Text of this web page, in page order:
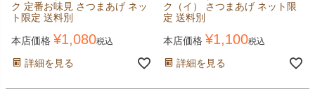
ク 定番お味見 さつまあげ ネッ
ト限定 送料別
本店価格 ¥1,080税込
詳細を見る
ク（イ） さつまあげ ネット限
定 送料別
本店価格 ¥1,100税込
詳細を見る